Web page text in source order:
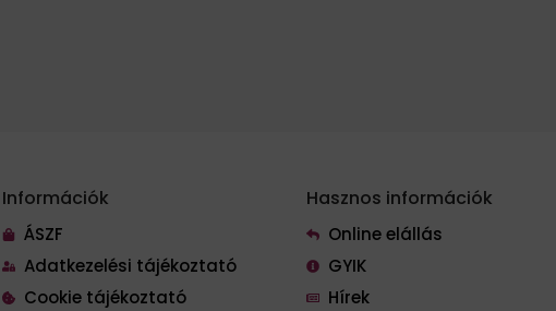
Információk
ÁSZF
Adatkezelési tájékoztató
Cookie tájékoztató
Hasznos információk
Online elállás
GYIK
Hírek